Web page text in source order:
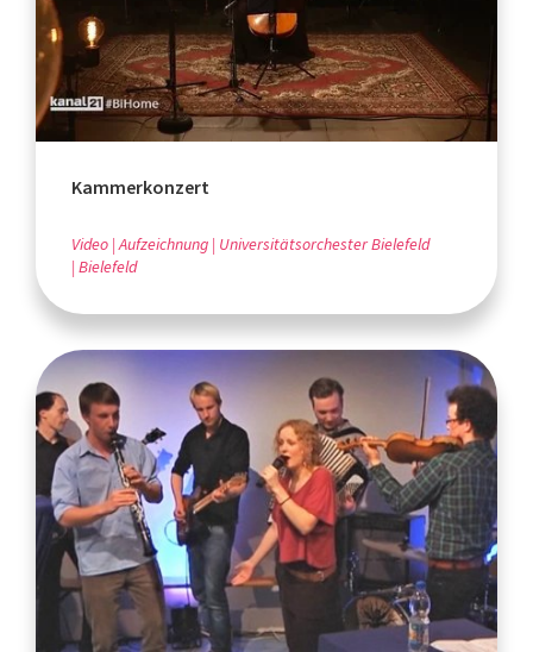
Kammerkonzert
Video Aufzeichnung Universitätsorchester Bielefeld
Bielefeld